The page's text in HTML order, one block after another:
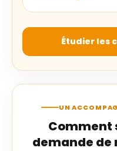
Étudier les
UN
Comment
demande de